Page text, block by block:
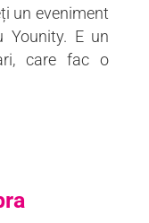
un eveniment
Younity. E un
care fac o